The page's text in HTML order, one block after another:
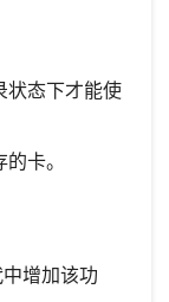
状态下才能使
卡。
增加该功